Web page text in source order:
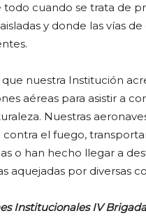
todo cuando se trata de
y donde las vías
nuestra Institución
aéreas para asistir a
Nuestras
el fuego,
o han hecho llegar a
aquejadas por diversas
Institucionales IV